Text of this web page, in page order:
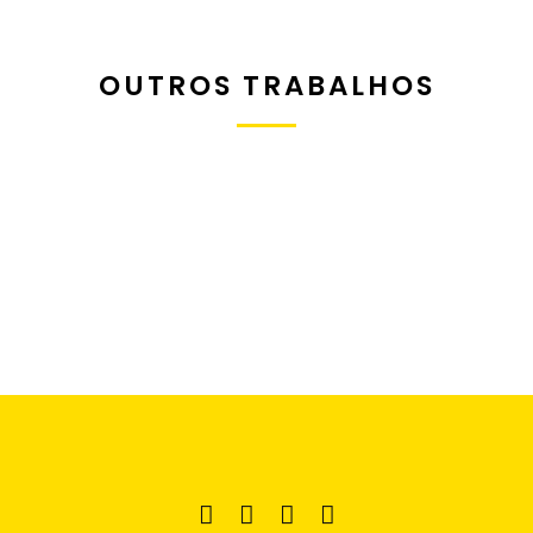
OUTROS TRABALHOS